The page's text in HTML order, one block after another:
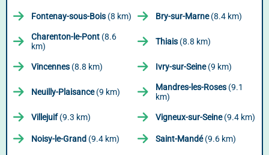
Fontenay-sous-Bois (8 km) Bry-sur-Marne(8.4 km)
Charenton-le-Pont (8.6
km)
Thiais (8.8 km)
Vincennes (8.8 km) Ivry-sur-Seine(9 km)
Neuilly-Plaisance(9 km) Mandres-les-Roses (9.1
km)
Villejuif(9.3 km) Vigneux-sur-Seine(9.4 km)
Noisy-le-Grand (9.4 km) Saint-Mandé(9.6 km)